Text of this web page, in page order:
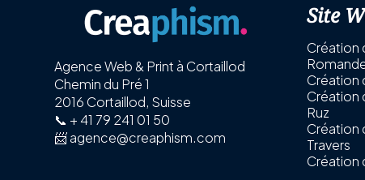
Agence Web & Print à Cortaillod
Chemin du Pré 1
2016 Cortaillod, Suisse
📞 + 41 79 241 01 50
📨 agence@creaphism.com
Site
Création
Création
Création
Ruz
Création
Travers
Création